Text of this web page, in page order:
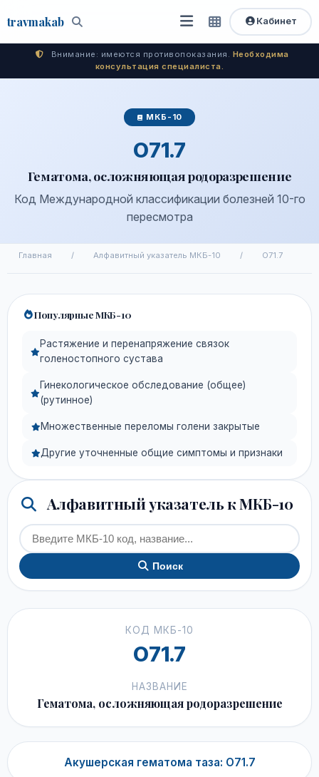
travmakab Поиск
Открыть
меню
Быстрый
доступ
Кабинет
Внимание: имеются противопоказания. Необходима
консультация специалиста.
МКБ-10
O71.7
Гематома, осложняющая родоразрешение
Код Международной классификации болезней 10-го
пересмотра
Главная / Алфавитный указатель МКБ-10 / O71.7
Популярные МКБ-10
Растяжение и перенапряжение связок
голеностопного сустава
Гинекологическое обследование (общее)
(рутинное)
Множественные переломы голени закрытые
Другие уточненные общие симптомы и признаки
Алфавитный указатель к МКБ-10
Поиск
КОД МКБ-10
O71.7
НАЗВАНИЕ
Гематома, осложняющая родоразрешение
Акушерская гематома таза: O71.7